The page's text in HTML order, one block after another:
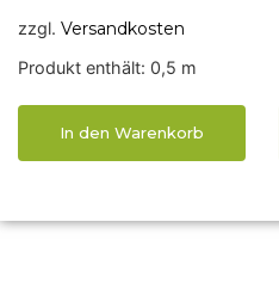
zzgl. Versandkosten
Produkt enthält: 0,5 m
In den Warenkorb